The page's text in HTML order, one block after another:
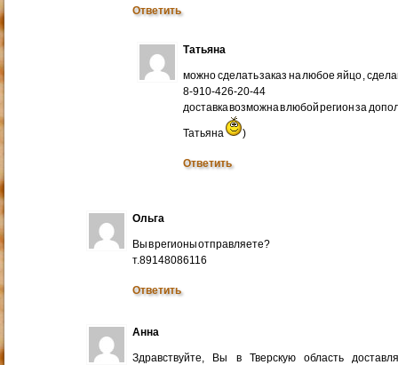
Ответить
Татьяна
можно сделать заказ на любое яйцо ,
8-910-426-20-44
доставка возможна в любой регион за
Татьяна )
Ответить
Ольга
Вы в регионы отправляете?
т.89148086116
Ответить
Анна
Здравствуйте, Вы в Тверскую область